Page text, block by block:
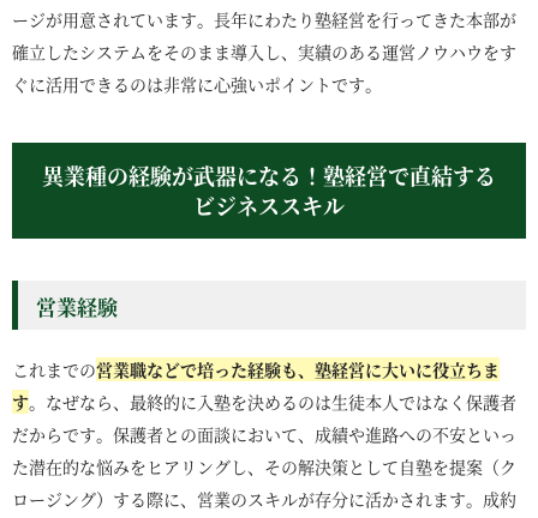
ージが用意されています。長年にわたり塾経営を行ってきた本部が
確立したシステムをそのまま導入し、実績のある運営ノウハウをす
ぐに活用できるのは非常に心強いポイントです。
異業種の経験が武器になる！塾経営で直結する
ビジネススキル
営業経験
これまでの営業職などで培った経験も、塾経営に大いに役立ちま
す。なぜなら、最終的に入塾を決めるのは生徒本人ではなく保護者
だからです。保護者との面談において、成績や進路への不安といっ
た潜在的な悩みをヒアリングし、その解決策として自塾を提案（ク
ロージング）する際に、営業のスキルが存分に活かされます。成約